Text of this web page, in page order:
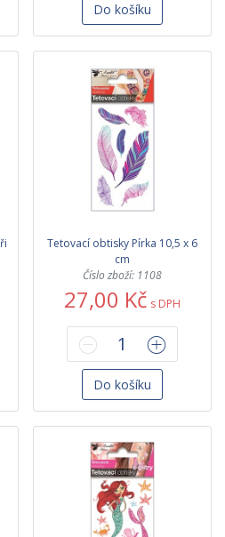
Do košíku
Tetovací obtisky Pírka 10,5 x 6
cm
Číslo zboží: 1108
27,00 Kč s DPH
Do košíku